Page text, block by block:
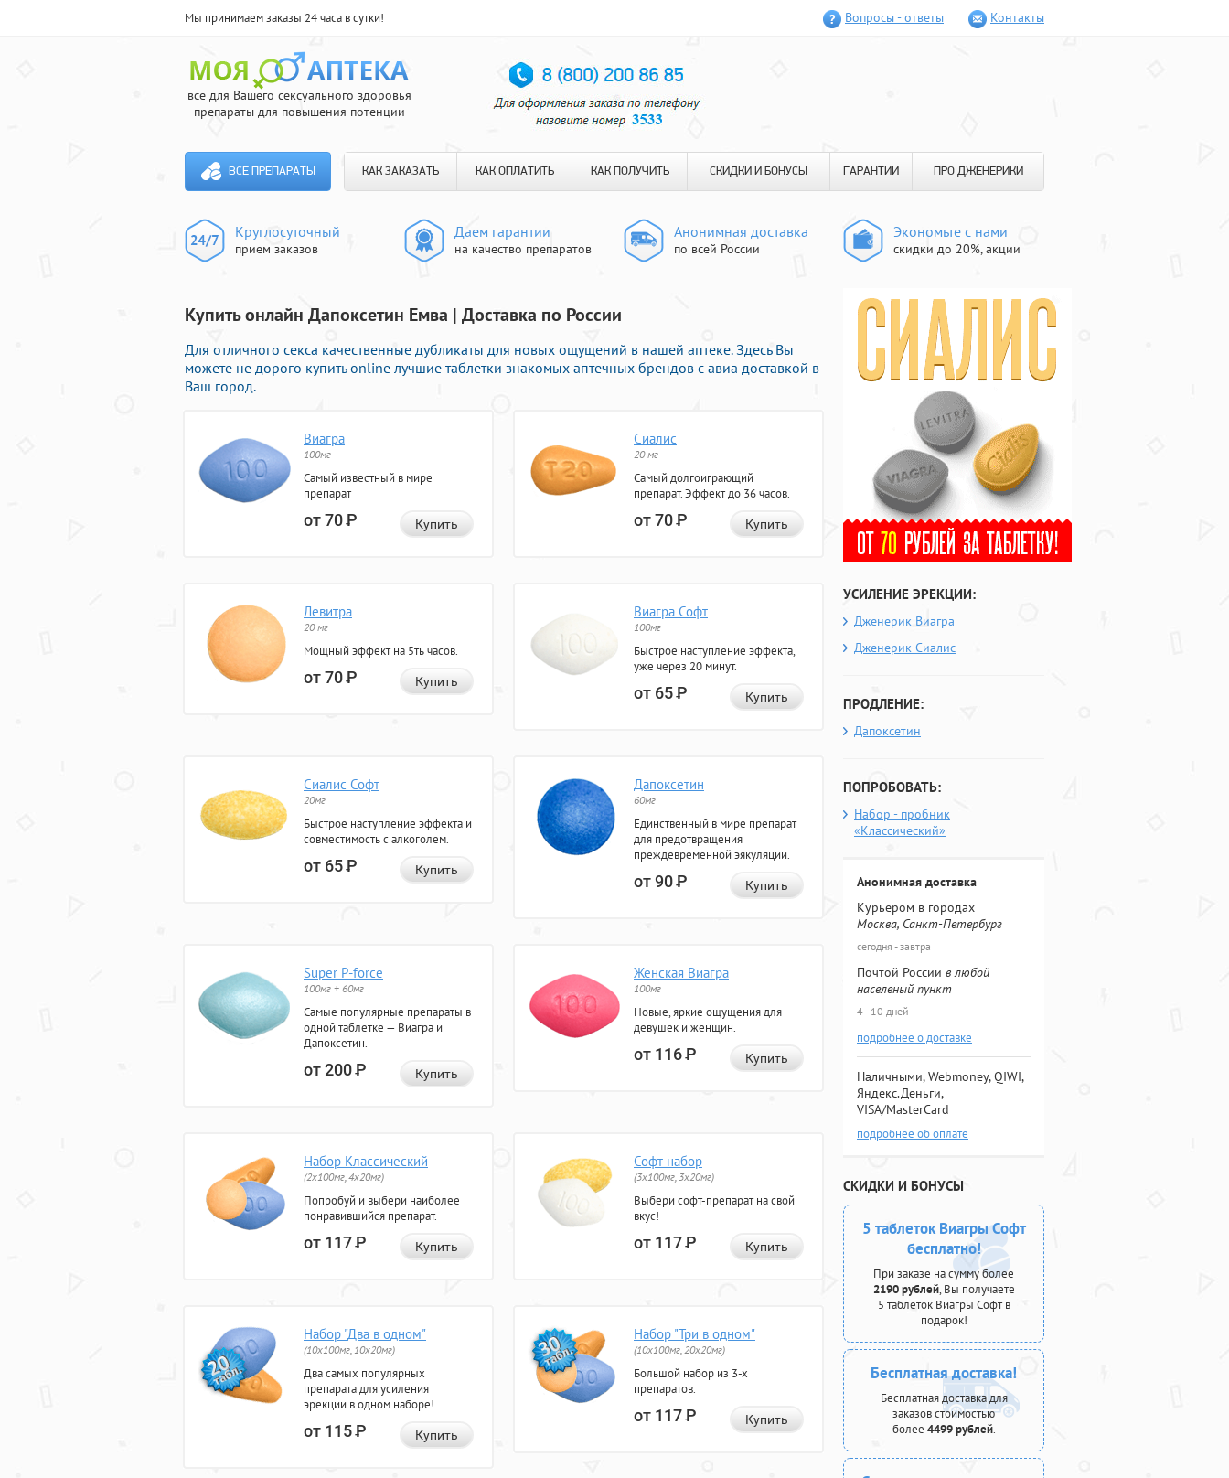
Мы принимаем заказы 24 часа в сутки! Вопросы - ответы Контакты
все для Вашего сексуального здоровья
препараты для повышения потенции
ВСЕ ПРЕПАРАТЫ КАК ЗАКАЗАТЬ КАК ОПЛАТИТЬ КАК ПОЛУЧИТЬ СКИДКИ И БОНУСЫ ГАРАНТИИ ПРО ДЖЕНЕРИКИ
Круглосуточный
прием заказов
Даем гарантии
на качество препаратов
Анонимная доставка
по всей России
Экономьте с нами
скидки до 20%, акции
Купить онлайн Дапоксетин Емва | Доставка по России
Для отличного секса качественные дубликаты для новых ощущений в нашей аптеке. Здесь Вы
можете не дорого купить online лучшие таблетки знакомых аптечных брендов с авиа доставкой в
Ваш город.
Виагра
100мг
Самый известный в мире
препарат
от 70Р Купить
Сиалис
20 мг
Самый долгоиграющий
препарат. Эффект до 36 часов.
от 70Р Купить
Левитра
20 мг
Мощный эффект на 5ть часов.
от 70Р Купить
Виагра Софт
100мг
Быстрое наступление эффекта,
уже через 20 минут.
от 65Р Купить
Сиалис Софт
20мг
Быстрое наступление эффекта и
совместимость с алкоголем.
от 65Р Купить
Дапоксетин
60мг
Единственный в мире препарат
для предотвращения
преждевременной эякуляции.
от 90Р Купить
Super P-force
100мг + 60мг
Самые популярные препараты в
одной таблетке — Виагра и
Дапоксетин.
от 200Р Купить
Женская Виагра
100мг
Новые, яркие ощущения для
девушек и женщин.
от 116Р Купить
Набор Классический
(2x100мг, 4x20мг)
Попробуй и выбери наиболее
понравившийся препарат.
от 117Р Купить
Софт набор
(3x100мг, 3x20мг)
Выбери софт-препарат на свой
вкус!
от 117Р Купить
Набор "Два в одном"
(10x100мг, 10x20мг)
Два самых популярных
препарата для усиления
эрекции в одном наборе!
от 115Р Купить
Набор "Три в одном"
(10x100мг, 20x20мг)
Большой набор из 3-х
препаратов.
от 117Р Купить
УСИЛЕНИЕ ЭРЕКЦИИ:
Дженерик Виагра
Дженерик Сиалис
ПРОДЛЕНИЕ:
Дапоксетин
ПОПРОБОВАТЬ:
Набор - пробник
«Классический»
Анонимная доставка
Курьером в городах
Москва, Санкт-Петербург
сегодня - завтра
Почтой России в любой
населеный пункт
4 - 10 дней
подробнее о доставке
Наличными, Webmoney, QIWI,
Яндекс.Деньги,
VISA/MasterCard
подробнее об оплате
СКИДКИ И БОНУСЫ
5 таблеток Виагры Софт
бесплатно!
При заказе на сумму более
2190 рублей, Вы получаете
5 таблеток Виагры Софт в
подарок!
Бесплатная доставка!
Бесплатная доставка для
заказов стоимостью
более 4499 рублей.